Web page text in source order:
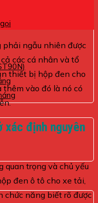
ngẫu nhiên được
các cá nhân và tổ
thiết bị hộp đen cho
vào đó là nó có
xác định nguyên
quan trọng và chủ yếu
đen ô tô cho xe tải,
chức năng biết rõ được